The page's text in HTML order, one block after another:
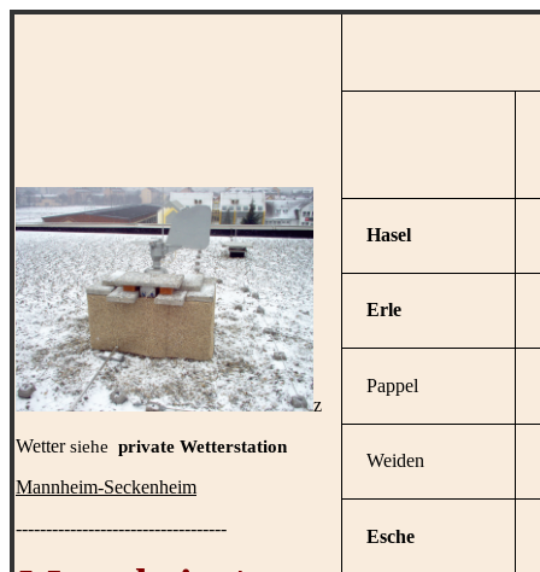
z
Wettersiehe private Wetterstation
Mannheim-Seckenheim
-----------------------------------
Hasel
Erle
Pappel
Weiden
Esche